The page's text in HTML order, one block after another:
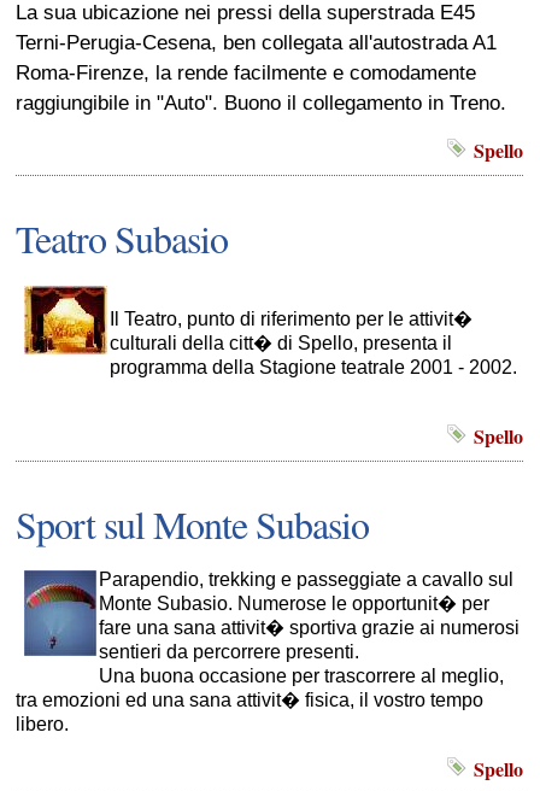
La sua ubicazione nei pressi della superstrada E45
Terni-Perugia-Cesena, ben collegata all'autostrada A1
Roma-Firenze, la rende facilmente e comodamente
raggiungibile in "Auto". Buono il collegamento in Treno.
Spello
Teatro Subasio
Il Teatro, punto di riferimento per le attivit�
culturali della citt� di Spello, presenta il
programma della Stagione teatrale 2001 - 2002.
Spello
Sport sul Monte Subasio
Parapendio, trekking e passeggiate a cavallo sul
Monte Subasio. Numerose le opportunit� per
fare una sana attivit� sportiva grazie ai numerosi
sentieri da percorrere presenti.
Una buona occasione per trascorrere al meglio,
tra emozioni ed una sana attivit� fisica, il vostro tempo
libero.
Spello